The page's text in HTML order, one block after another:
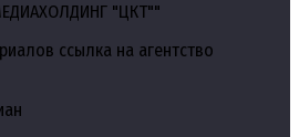
"ЦКТ""
ссылка на агентство